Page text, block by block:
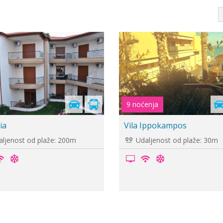
od plaže: 15m
-15%
10 | 15
Vila Sofia 3
Udaljenost od plaže: 200m